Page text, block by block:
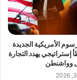
الأمريكية الجديدة
إستراتيجي يهدد التجارة
وواشنطن